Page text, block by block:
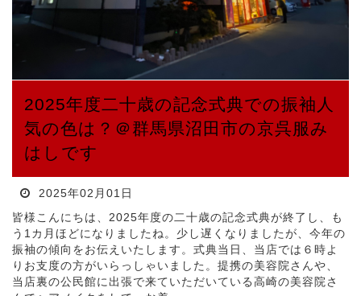
2025年度二十歳の記念式典での振袖人
気の色は？＠群馬県沼田市の京呉服み
はしです
2025年02月01日
皆様こんにちは、2025年度の二十歳の記念式典が終了し、も
う1カ月ほどになりましたね。少し遅くなりましたが、今年の
振袖の傾向をお伝えいたします。式典当日、当店では６時よ
りお支度の方がいらっしゃいました。提携の美容院さんや、
当店裏の公民館に出張で来ていただいている高崎の美容院さ